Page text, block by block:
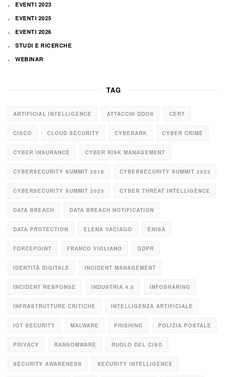
EVENTI 2023
EVENTI 2025
EVENTI 2026
STUDI E RICERCHE
WEBINAR
TAG
ARTIFICIAL INTELLIGENCE ATTACCHI DDOS CERT
CISCO CLOUD SECURITY CYBERARK CYBER CRIME
CYBER INSURANCE CYBER RISK MANAGEMENT
CYBERSECURITY SUMMIT 2018 CYBERSECURITY SUMMIT 2023
CYBERSECURITY SUMMIT 2025 CYBER THREAT INTELLIGENCE
DATA BREACH DATA BREACH NOTIFICATION
DATA PROTECTION ELENA VACIAGO ENISA
FORCEPOINT FRANCO VIGLIANO GDPR
IDENTITÀ DIGITALE INCIDENT MANAGEMENT
INCIDENT RESPONSE INDUSTRIA 4.0 INFOSHARING
INFRASTRUTTURE CRITICHE INTELLIGENZA ARTIFICIALE
IOT SECURITY MALWARE PHISHING POLIZIA POSTALE
PRIVACY RANSOMWARE RUOLO DEL CISO
SECURITY AWARENESS SECURITY INTELLIGENCE